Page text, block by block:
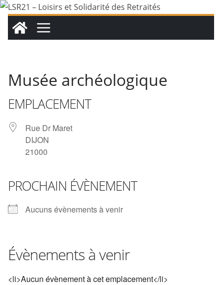
Passer
contenu
Musée archéologique
EMPLACEMENT
Rue Dr Maret
DIJON
21000
PROCHAIN ÉVÈNEMENT
Aucuns évènements à venir
Évènements à venir
<li>Aucun évènement à cet emplacement</li>